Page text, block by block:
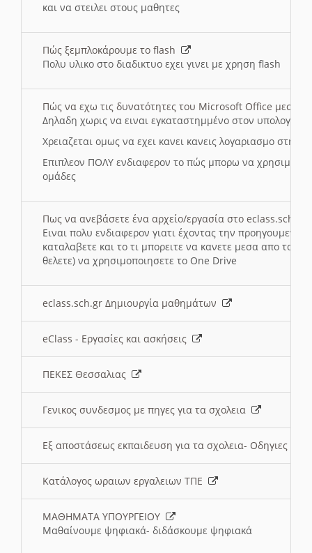
και να στειλει στους μαθητες
Πώς ξεμπλοκάρουμε το flash
Πολυ υλικο στο διαδικτυο εχει γινει με χρηση flash
Πώς να εχω τις δυνατότητες του Microsoft Office μεσω
Δηλαδη χωρις να ειναι εγκαταστημμένο στον
Χρειαζεται ομως να εχει κανει κανεις λογαριασμο στη
Επιπλεον ΠΟΛΥ ενδιαφερον το πώς μπορω να
ομάδες
Πως να ανεβάσετε ένα αρχείο/εργασία στο eclass.sch.gr
Ειναι πολυ ενδιαφερον γιατι έχοντας την
καταλαβετε και το τι μπορειτε να κανετε μεσα απο το
θελετε) να χρησιμοποιησετε το One Drive
eclass.sch.gr Δημιουργία μαθημάτων
eClass - Εργασίες και ασκήσεις
ΠΕΚΕΣ Θεσσαλιας
Γενικος συνδεσμος με πηγες για τα σχολεια
Εξ αποστάσεως εκπαιδευση για τα σχολεια- Οδηγιες
Κατάλογος ωραιων εργαλειων ΤΠΕ
ΜΑΘΗΜΑΤΑ ΥΠΟΥΡΓΕΙΟΥ
Μαθαίνουμε ψηφιακά- διδάσκουμε ψηφιακά